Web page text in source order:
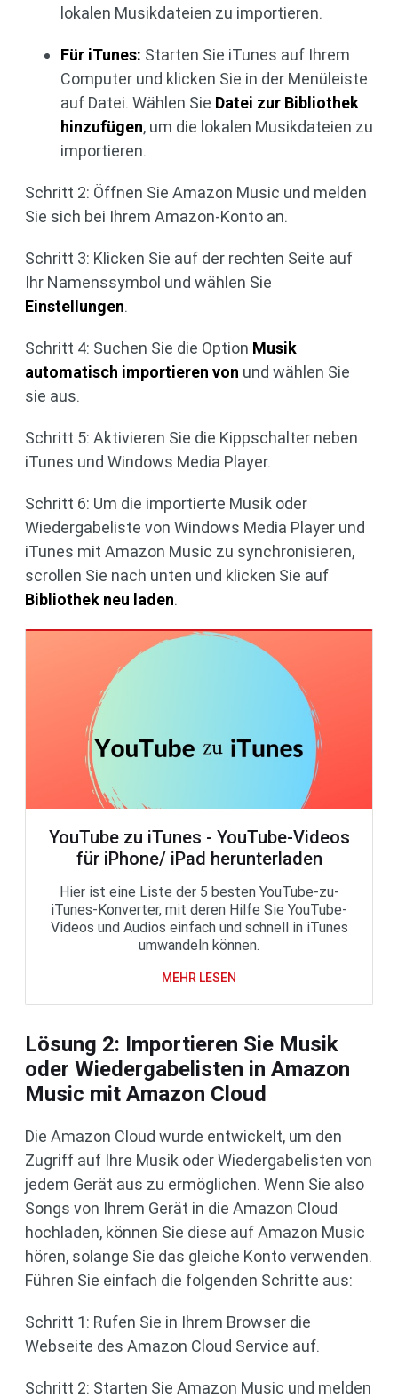
lokalen Musikdateien zu importieren.
Für iTunes: Starten Sie iTunes auf Ihrem
Computer und klicken Sie in der Menüleiste
auf Datei. Wählen Sie Datei zur Bibliothek
hinzufügen, um die lokalen Musikdateien zu
importieren.
Schritt 2: Öffnen Sie Amazon Music und melden
Sie sich bei Ihrem Amazon-Konto an.
Schritt 3: Klicken Sie auf der rechten Seite auf
Ihr Namenssymbol und wählen Sie
Einstellungen.
Schritt 4: Suchen Sie die Option Musik
automatisch importieren von und wählen Sie
sie aus.
Schritt 5: Aktivieren Sie die Kippschalter neben
iTunes und Windows Media Player.
Schritt 6: Um die importierte Musik oder
Wiedergabeliste von Windows Media Player und
iTunes mit Amazon Music zu synchronisieren,
scrollen Sie nach unten und klicken Sie auf
Bibliothek neu laden.
YouTube zu iTunes - YouTube-Videos
für iPhone/ iPad herunterladen
Hier ist eine Liste der 5 besten YouTube-zu-
iTunes-Konverter, mit deren Hilfe Sie YouTube-
Videos und Audios einfach und schnell in iTunes
umwandeln können.
MEHR LESEN
Lösung 2: Importieren Sie Musik
oder Wiedergabelisten in Amazon
Music mit Amazon Cloud
Die Amazon Cloud wurde entwickelt, um den
Zugriff auf Ihre Musik oder Wiedergabelisten von
jedem Gerät aus zu ermöglichen. Wenn Sie also
Songs von Ihrem Gerät in die Amazon Cloud
hochladen, können Sie diese auf Amazon Music
hören, solange Sie das gleiche Konto verwenden.
Führen Sie einfach die folgenden Schritte aus:
Schritt 1: Rufen Sie in Ihrem Browser die
Webseite des Amazon Cloud Service auf.
Schritt 2: Starten Sie Amazon Music und melden